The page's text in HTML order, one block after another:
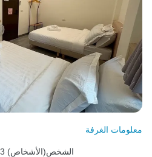
معلومات الغرفة
1~3 الشخص(الأشخاص)